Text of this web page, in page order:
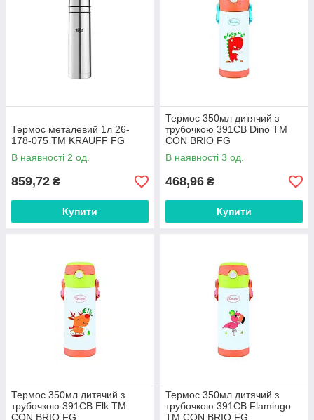
Термос металевий 1л 26-
178-075 ТМ KRAUFF FG
В наявності 2 од.
859,72 ₴
Купити
Термос 350мл дитячий з
трубочкою 391CB Dino ТМ
CON BRIO FG
В наявності 3 од.
468,96 ₴
Купити
Термос 350мл дитячий з
трубочкою 391CB Elk ТМ
CON BRIO FG
Термос 350мл дитячий з
трубочкою 391CB Flamingo
ТМ CON BRIO FG